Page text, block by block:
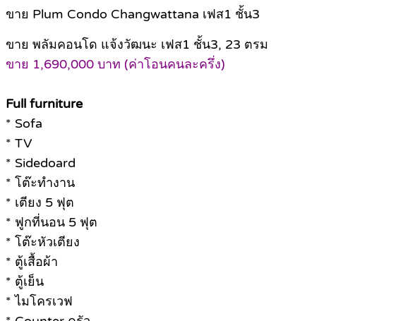
ขาย Plum Condo Changwattana เฟส1 ชั้น3
ขาย พลัมคอนโด แจ้งวัฒนะ เฟส1 ชั้น3, 23 ตรม
ขาย 1,690,000 บาท (ค่าโอนคนละครึ่ง)
Full furniture
* Sofa
* TV
* Sidedoard
* โต๊ะทำงาน
* เตียง 5 ฟุต
* ฟูกที่นอน 5 ฟุต
* โต๊ะหัวเตียง
* ตู้เสื้อผ้า
* ตู้เย็น
* ไมโครเวฟ